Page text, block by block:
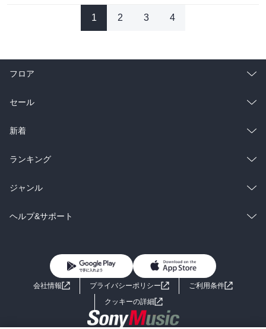
1 2 3 4
フロア
総合
ラノベ
雑誌・グラビア
BL・TL
セール
総合
ラノベ
雑誌・グラビア
BL・TL
新着
総合
ラノベ
雑誌・グラビア
ランキング
総合
ラノベ
ジャンル
コミック
ライトノベル 男子向けラノベ
小説
海外小説
ヘルプ&サポート
よくあるご質問 お問い合わせ
会社情報 プライバシーポリシー
ご利用条件
クッキーの詳細